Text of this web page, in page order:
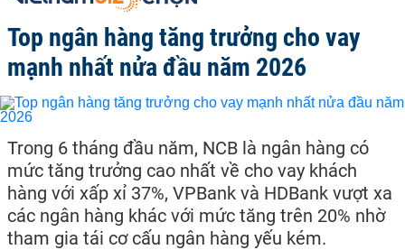
Top ngân hàng tăng trưởng cho vay
mạnh nhất nửa đầu năm 2026
Trong 6 tháng đầu năm, NCB là ngân hàng có
mức tăng trưởng cao nhất về cho vay khách
hàng với xấp xỉ 37%, VPBank và HDBank vượt xa
các ngân hàng khác với mức tăng trên 20% nhờ
tham gia tái cơ cấu ngân hàng yếu kém.